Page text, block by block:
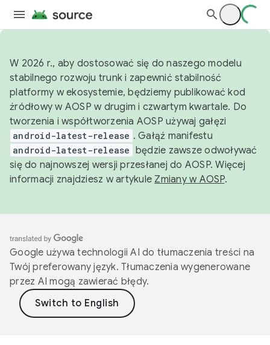
W 2026 r., aby dostosować się do naszego modelu
stabilnego rozwoju trunk i zapewnić stabilność
platformy w ekosystemie, będziemy publikować kod
źródłowy w AOSP w drugim i czwartym kwartale. Do
tworzenia i współtworzenia AOSP używaj gałęzi
android-latest-release . Gałąź manifestu
android-latest-release będzie zawsze odwoływać
się do najnowszej wersji przesłanej do AOSP. Więcej
informacji znajdziesz w artykule Zmiany w AOSP.
Google używa technologii AI do tłumaczenia treści na
Twój preferowany język. Tłumaczenia wygenerowane
przez AI mogą zawierać błędy.